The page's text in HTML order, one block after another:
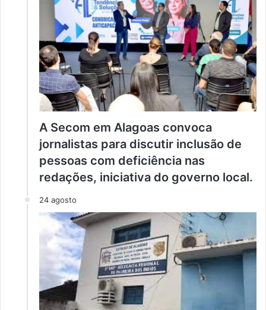
A Secom em Alagoas convoca
jornalistas para discutir inclusão de
pessoas com deficiência nas
redações, iniciativa do governo local.
24 agosto